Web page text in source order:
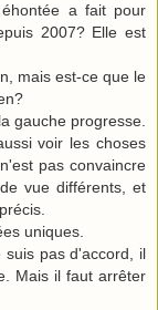
a fait pour
2007? Elle est
mais est-ce que le
gauche progresse.
voir les choses
pas convaincre
vue différents, et
uniques.
pas d'accord, il
Mais il faut arrêter